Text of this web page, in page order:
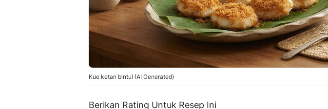
Kue ketan bintul (AI Generated)
Berikan Rating Untuk Resep Ini